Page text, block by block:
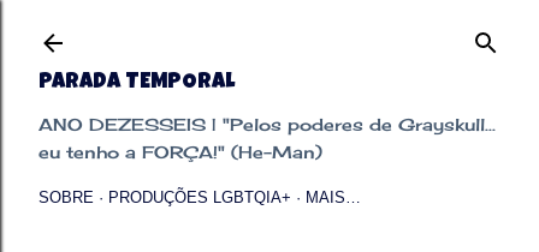
PARADA TEMPORAL
ANO DEZESSEIS | "Pelos poderes de Grayskull...
eu tenho a FORÇA!" (He-Man)
SOBRE PRODUÇÕES LGBTQIA+ MAIS…